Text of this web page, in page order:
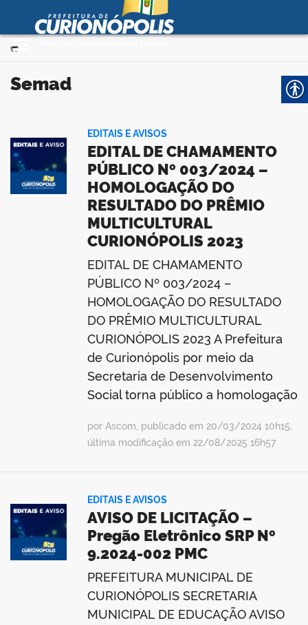
Ir para o conteúdo
Prefeitura Municipal de
Curionópolis
portal
Você está aqui:
semad
EDITAIS E AVISOS
EDITAL DE CHAMAMENTO
PÚBLICO Nº 003/2024 –
HOMOLOGAÇÃO DO
RESULTADO DO PRÊMIO
MULTICULTURAL
CURIONÓPOLIS 2023
EDITAL DE CHAMAMENTO
PÚBLICO Nº 003/2024 –
HOMOLOGAÇÃO DO RESULTADO
DO PRÊMIO MULTICULTURAL
CURIONÓPOLIS 2023 A Prefeitura
de Curionópolis por meio da
Secretaria de Desenvolvimento
Social torna público a homologação
por Ascom, publicado em 20/03/2024 10h15,
última modificação em 22/08/2025 16h57
EDITAIS E AVISOS
AVISO DE LICITAÇÃO –
Pregão Eletrônico SRP Nº
9.2024-002 PMC
PREFEITURA MUNICIPAL DE
CURIONÓPOLIS SECRETARIA
MUNICIPAL DE EDUCAÇÃO AVISO